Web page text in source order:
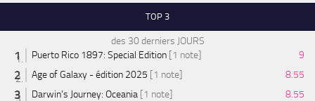
TOP 3
des 30 derniers JOURS
Puerto Rico 1897: Special Edition [1 note]
9
Age of Galaxy - édition 2025 [1 note]
8.55
Darwin's Journey: Oceania [1 note] 8.55